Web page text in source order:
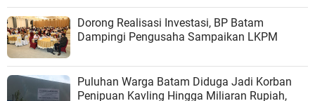
Dorong Realisasi Investasi, BP Batam
Dampingi Pengusaha Sampaikan LKPM
Puluhan Warga Batam Diduga Jadi Korban
Penipuan Kavling Hingga Miliaran Rupiah,